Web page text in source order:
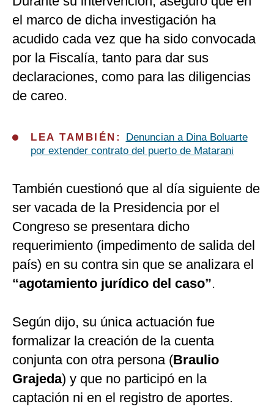
el marco de dicha investigación ha
acudido cada vez que ha sido convocada
por la Fiscalía, tanto para dar sus
declaraciones, como para las diligencias
de careo.
LEA TAMBIÉN:
Denuncian a Dina Boluarte
por extender contrato del puerto de Matarani
También cuestionó que al día siguiente de
ser vacada de la Presidencia por el
Congreso se presentara dicho
requerimiento (impedimento de salida del
país) en su contra sin que se analizara el
“agotamiento jurídico del caso”.
Según dijo, su única actuación fue
formalizar la creación de la cuenta
conjunta con otra persona (Braulio
Grajeda) y que no participó en la
captación ni en el registro de aportes.